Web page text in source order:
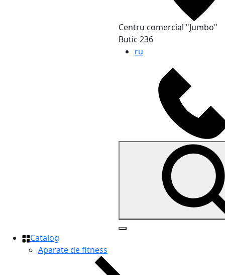
Сentru comercial "Jumbo"
Butic 236
ru
Catalog
Aparate de fitness